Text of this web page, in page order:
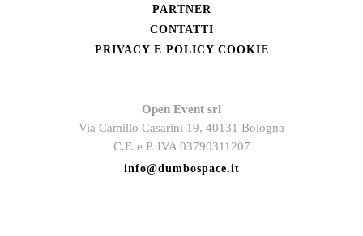
PARTNER
CONTATTI
PRIVACY E POLICY COOKIE
Open Event srl
Via Camillo Casarini 19, 40131 Bologna
C.F. e P. IVA 03790311207
info@dumbospace.it